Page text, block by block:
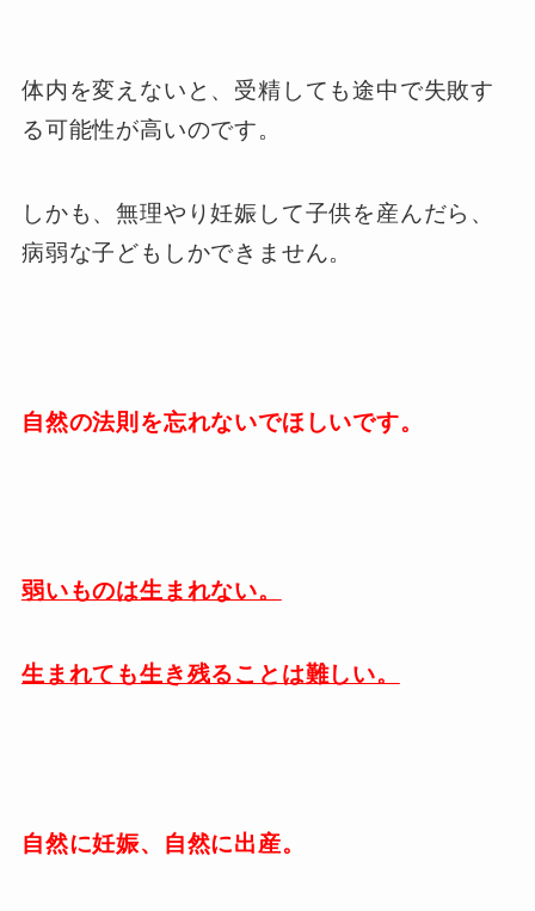
体内を変えないと、受精しても途中で失敗す
る可能性が高いのです。
しかも、無理やり妊娠して子供を産んだら、
病弱な子どもしかできません。
自然の法則を忘れないでほしいです。
弱いものは生まれない。
生まれても生き残ることは難しい。
自然に妊娠、自然に出産。